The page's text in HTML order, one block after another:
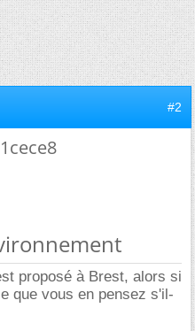
#2
proposé à Brest, alors si
que vous en pensez s'il-